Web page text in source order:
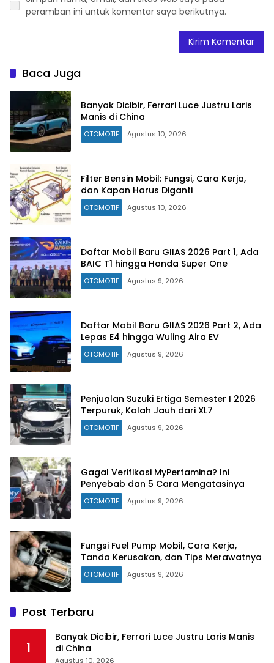
peramban ini untuk komentar saya berikutnya.
Baca Juga
Banyak Dicibir, Ferrari Luce Justru Laris
Manis di China
OTOMOTIF Agustus 10, 2026
Filter Bensin Mobil: Fungsi, Cara Kerja,
dan Kapan Harus Diganti
OTOMOTIF Agustus 10, 2026
Daftar Mobil Baru GIIAS 2026 Part 1, Ada
BAIC T1 hingga Honda Super One
OTOMOTIF Agustus 9, 2026
Daftar Mobil Baru GIIAS 2026 Part 2, Ada
Lepas E4 hingga Wuling Aira EV
OTOMOTIF Agustus 9, 2026
Penjualan Suzuki Ertiga Semester I 2026
Terpuruk, Kalah Jauh dari XL7
OTOMOTIF Agustus 9, 2026
Gagal Verifikasi MyPertamina? Ini
Penyebab dan 5 Cara Mengatasinya
OTOMOTIF Agustus 9, 2026
Fungsi Fuel Pump Mobil, Cara Kerja,
Tanda Kerusakan, dan Tips Merawatnya
OTOMOTIF Agustus 9, 2026
Post Terbaru
1
Banyak Dicibir, Ferrari Luce Justru Laris Manis
di China
Agustus 10, 2026